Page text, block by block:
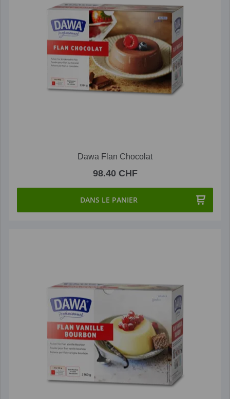
Dawa Flan Chocolat
98.40 CHF
DANS LE PANIER